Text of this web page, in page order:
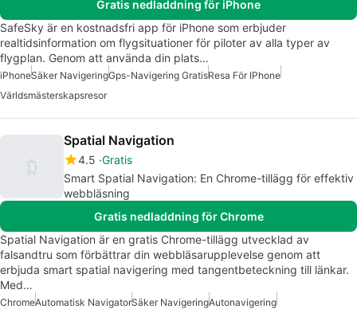
Gratis nedladdning för iPhone
SafeSky är en kostnadsfri app för iPhone som erbjuder
realtidsinformation om flygsituationer för piloter av alla typer av
flygplan. Genom att använda din plats…
iPhoneSäker NavigeringGps-Navigering GratisResa För IPhone
Världsmästerskapsresor
Spatial Navigation
4.5 Gratis
Smart Spatial Navigation: En Chrome-tillägg för effektiv
webbläsning
Gratis nedladdning för Chrome
Spatial Navigation är en gratis Chrome-tillägg utvecklad av
falsandtru som förbättrar din webbläsarupplevelse genom att
erbjuda smart spatial navigering med tangentbeteckning till länkar.
Med…
ChromeAutomatisk NavigatorSäker NavigeringAutonavigering